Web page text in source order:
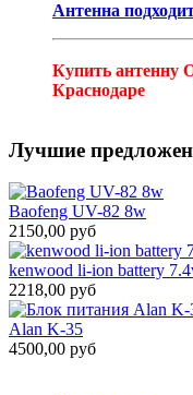
Антенна
Купить антенну
Краснодаре
Лучшие
Baofeng UV-82 8w
2150,00 руб
kenwood li-ion battery
2218,00 руб
Alan K-35
4500,00 руб